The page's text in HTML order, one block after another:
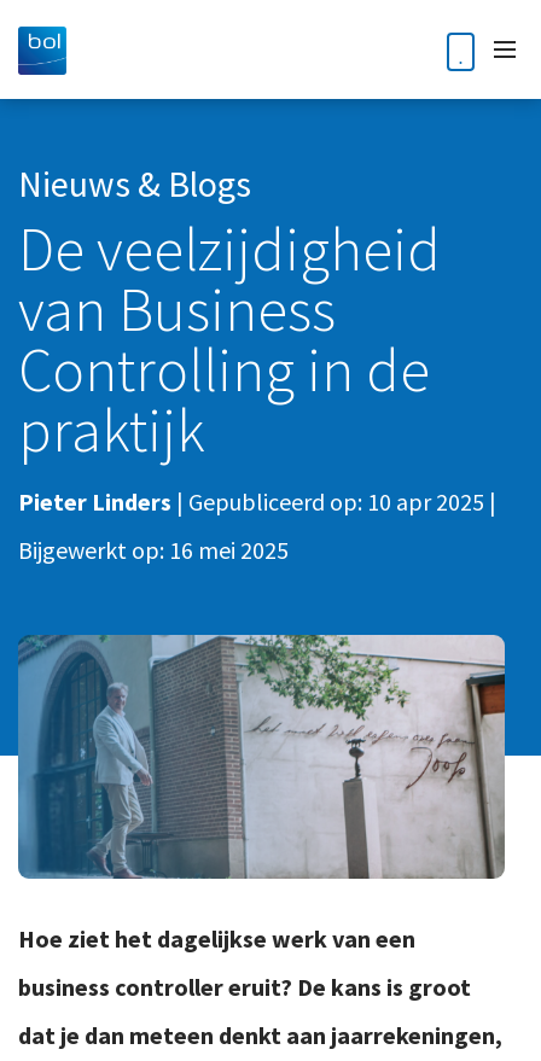
Werken bij
Service & Support
Veilig bestanden delen
Inloggen
Home
Diensten
Accountancy
Audit
Bedrijfsoverdracht en opvolging
Business Intelligence
Internationaal ondernemen
Personeel en salaris
Privézaken en ambitie
Strategie en bedrijfsinrichting
Klantverhalen
Nieuws en blogs
Kennisdossiers
Over ons
Ons team
Bedrijfsgeschiedenis
Nieuws & Blogs
De veelzijdigheid
van Business
Controlling in de
praktijk
Pieter Linders | Gepubliceerd op: 10 apr 2025 |
Bijgewerkt op: 16 mei 2025
Hoe ziet het dagelijkse werk van een
business controller eruit? De kans is groot
dat je dan meteen denkt aan jaarrekeningen,